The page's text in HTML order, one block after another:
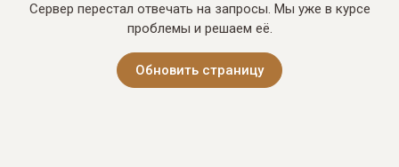
Сервер перестал отвечать на запросы. Мы уже в курсе
проблемы и решаем её.
Обновить страницу